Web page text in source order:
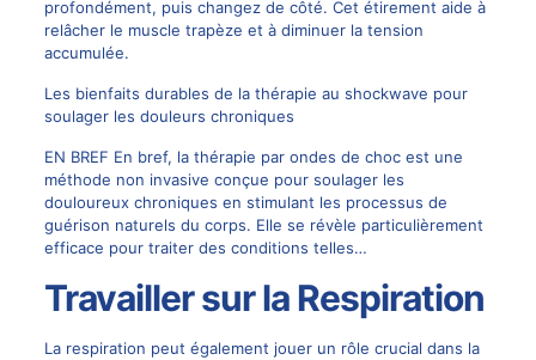
profondément, puis changez de côté. Cet étirement aide à
relâcher le muscle trapèze et à diminuer la tension
accumulée.
Les bienfaits durables de la thérapie au shockwave pour
soulager les douleurs chroniques
EN BREF En bref, la thérapie par ondes de choc est une
méthode non invasive conçue pour soulager les
douloureux chroniques en stimulant les processus de
guérison naturels du corps. Elle se révèle particulièrement
efficace pour traiter des conditions telles…
Travailler sur la Respiration
La respiration peut également jouer un rôle crucial dans la